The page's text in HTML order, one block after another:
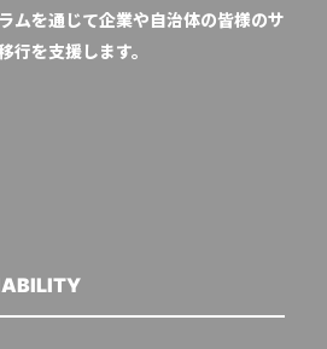
ムを通じて企業や自治体の皆様のサ
行を支援します。